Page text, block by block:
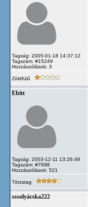
Tagság: 2005-01-18 14:37:12
Tagszám: #15249
Hozzászólások: 3
Zöldfülű
Ebitt
Tagság: 2003-12-11 13:26:49
Tagszám: #7698
Hozzászólások: 521
Törzstag
sssolyácska222